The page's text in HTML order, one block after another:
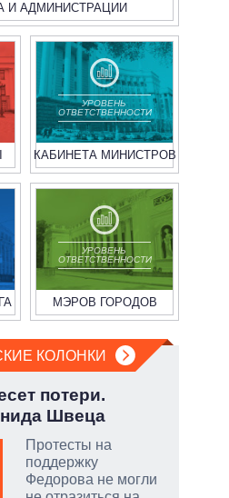
И АДМИНИСТРАЦИИ
УРОВЕНЬ
ОТВЕТСТВЕННОСТИ
КАБИНЕТА МИНИСТРОВ
УРОВЕНЬ
ОТВЕТСТВЕННОСТИ
МЭРОВ ГОРОДОВ
КОЛОНКИ
потери.
Швеца
Протесты на
поддержку
Федорова не могли